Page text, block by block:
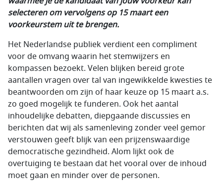
selecteren om vervolgens op 15 maart een
voorkeurstem uit te brengen.
Het Nederlandse publiek verdient een compliment
voor de omvang waarin het stemwijzers en
kompassen bezoekt. Velen blijken bereid grote
aantallen vragen over tal van ingewikkelde kwesties te
beantwoorden om zijn of haar keuze op 15 maart a.s.
zo goed mogelijk te funderen. Ook het aantal
inhoudelijke debatten, diepgaande discussies en
berichten dat wij als samenleving zonder veel gemor
verstouwen geeft blijk van een prijzenswaardige
democratische gezindheid. Alom lijkt ook de
overtuiging te bestaan dat het vooral over de inhoud
moet gaan en minder over de personen.